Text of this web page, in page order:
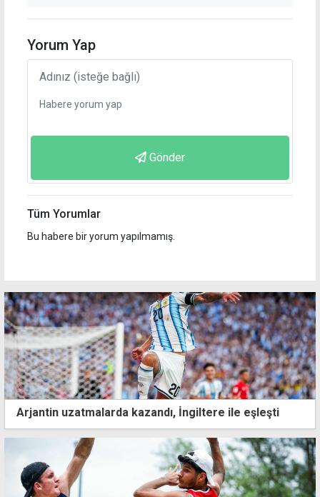
Yorum Yap
Gönder
Tüm Yorumlar
Bu habere bir yorum yapılmamış.
Arjantin uzatmalarda kazandı, İngiltere ile eşleşti